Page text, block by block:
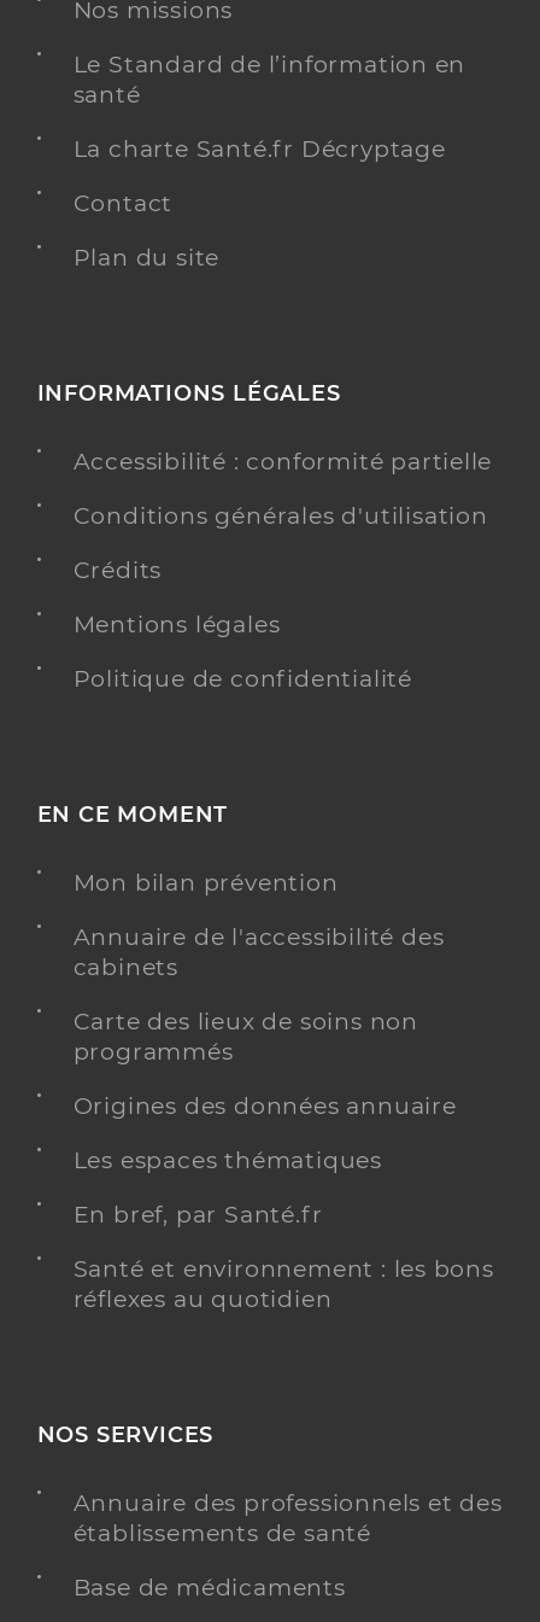
Ehpad les chanterelles
Etablissement d'hébergement pour personnes
Etablissement de soins
Une offre identifiée :
Distance
34 km
Y ALLER
Ehpad st mens
Etablissement d'hébergement pour personnes
âgées dépendantes
Etablissement de soins
Adresse
Rue de Saint-Mens, 05000 Gap
Téléphone
+33 4 92 55 45 56
Etablissement d'hébergement pour personnes
Distance
41 km
Ehpad les trois fontaines
âgées dépendantes
Etablissement de soins
Nos missions
Le Standard de l’information en
santé
La charte Santé.fr Décryptage
Contact
Plan du site
INFORMATIONS LÉGALES
Accessibilité : conformité partielle
Conditions générales d'utilisation
Crédits
Mentions légales
Politique de confidentialité
EN CE MOMENT
Mon bilan prévention
Annuaire de l'accessibilité des
cabinets
Carte des lieux de soins non
programmés
Origines des données annuaire
Les espaces thématiques
En bref, par Santé.fr
Santé et environnement : les bons
réflexes au quotidien
NOS SERVICES
Annuaire des professionnels et des
établissements de santé
Base de médicaments